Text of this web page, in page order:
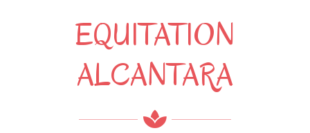
EQUITATION
ALCANTARA